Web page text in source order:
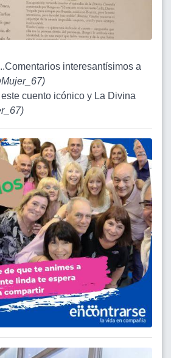
interesantísimos a
)
cuento icónico y La Divina
)